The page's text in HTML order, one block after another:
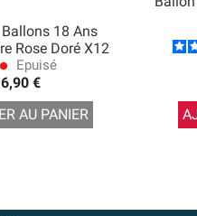
18 Ans
Rose Doré X12
lens Epuisé
6,90 €
AU PANIER